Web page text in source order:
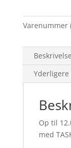
antal
Varenummer
Beskrivelse
Op til
med